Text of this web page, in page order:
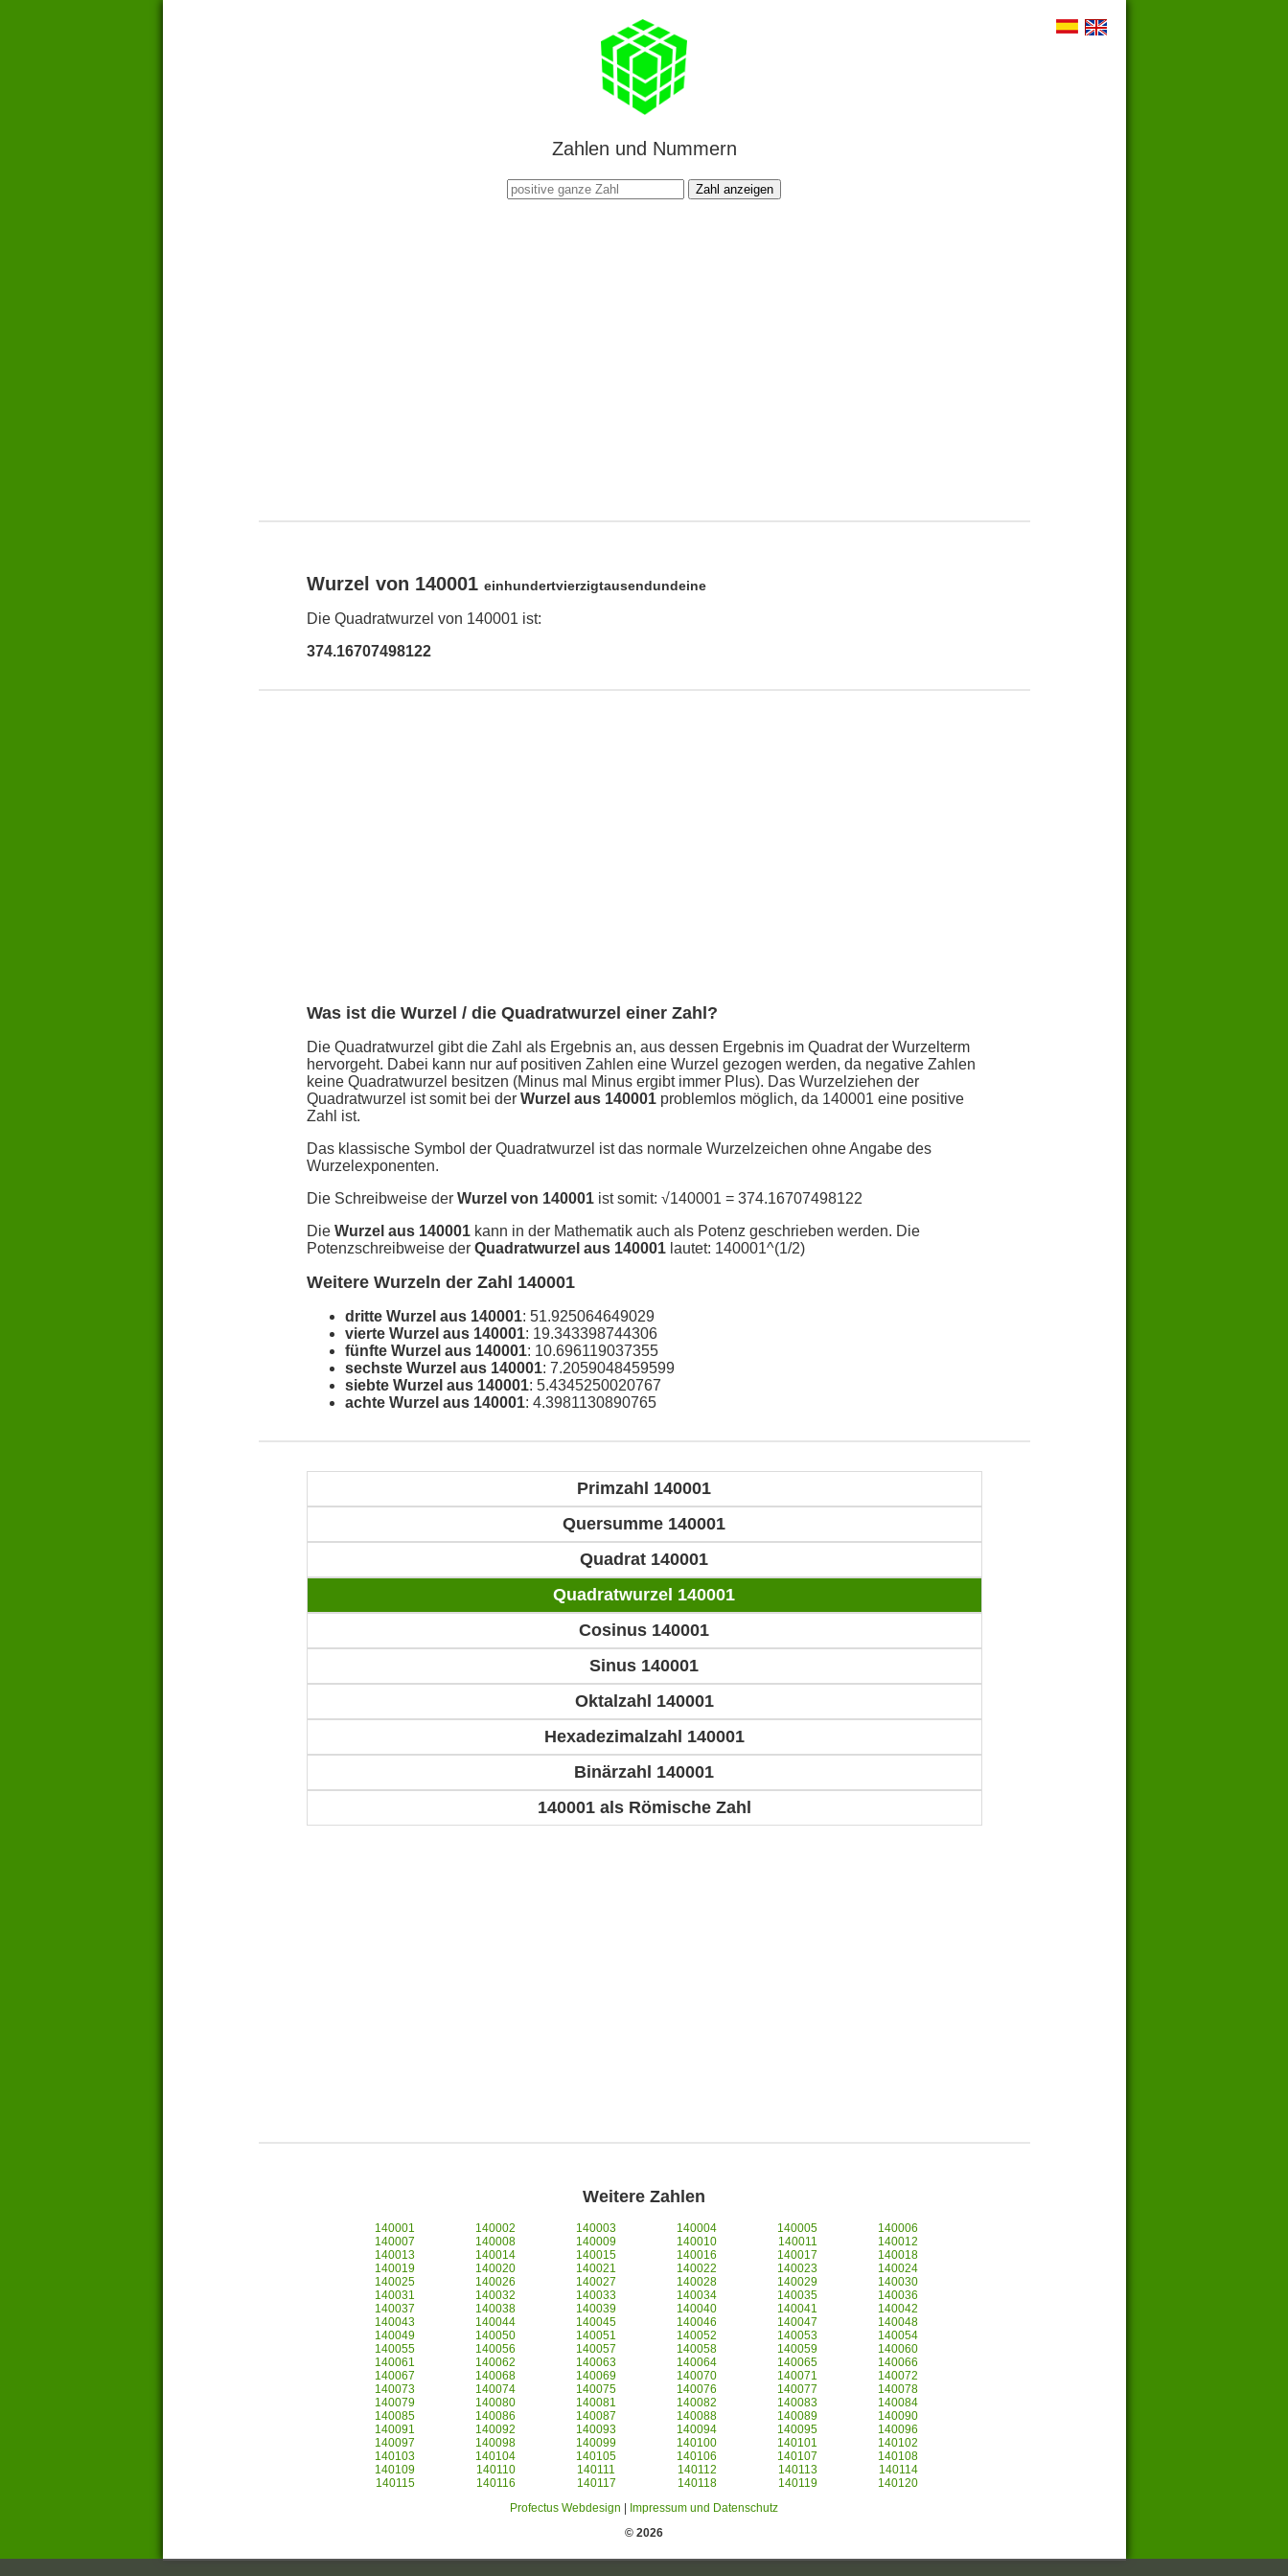
Zahlen und Nummern
Zahl anzeigen
Wurzel von 140001 einhundertvierzigtausendundeine
Die Quadratwurzel von 140001 ist:
374.16707498122
Was ist die Wurzel / die Quadratwurzel einer Zahl?
Die Quadratwurzel gibt die Zahl als Ergebnis an, aus dessen Ergebnis im Quadrat der Wurzelterm
hervorgeht. Dabei kann nur auf positiven Zahlen eine Wurzel gezogen werden, da negative Zahlen
keine Quadratwurzel besitzen (Minus mal Minus ergibt immer Plus). Das Wurzelziehen der
Quadratwurzel ist somit bei der Wurzel aus 140001problemlos möglich, da 140001 eine positive
Zahl ist.
Das klassische Symbol der Quadratwurzel ist das normale Wurzelzeichen ohne Angabe des
Wurzelexponenten.
Die Schreibweise der Wurzel von 140001ist somit: √140001 = 374.16707498122
Die Wurzel aus 140001kann in der Mathematik auch als Potenz geschrieben werden. Die
Potenzschreibweise der Quadratwurzel aus 140001lautet: 140001^(1/2)
Weitere Wurzeln der Zahl 140001
dritte Wurzel aus 140001: 51.925064649029
vierte Wurzel aus 140001: 19.343398744306
fünfte Wurzel aus 140001: 10.696119037355
sechste Wurzel aus 140001: 7.2059048459599
siebte Wurzel aus 140001: 5.4345250020767
achte Wurzel aus 140001: 4.3981130890765
Primzahl 140001
Quersumme 140001
Quadrat 140001
Quadratwurzel 140001
Cosinus 140001
Sinus 140001
Oktalzahl 140001
Hexadezimalzahl 140001
Binärzahl 140001
140001 als Römische Zahl
Weitere Zahlen
140001 140002 140003 140004 140005
140006
140007
140008 140009 140010 140011
140012
140013
140014 140015 140016 140017
140018
140019
140020 140021 140022 140023
140024
140025
140026 140027 140028 140029
140030
140031
140032 140033 140034 140035
140036
140037
140038 140039 140040 140041
140042
140043
140044 140045 140046 140047
140048
140049
140050 140051 140052 140053
140054
140055
140056 140057 140058 140059
140060
140061
140062 140063 140064 140065
140066
140067
140068 140069 140070 140071
140072
140073
140074 140075 140076 140077
140078
140079
140080 140081 140082 140083
140084
140085
140086 140087 140088 140089
140090
140091
140092 140093 140094 140095
140096
140097
140098 140099 140100 140101
140102
140103
140104 140105 140106 140107
140108
140109
140110 140111 140112 140113
140114
140115
140116 140117 140118 140119
140120
Profectus Webdesign
Impressum und Datenschutz
© 2026